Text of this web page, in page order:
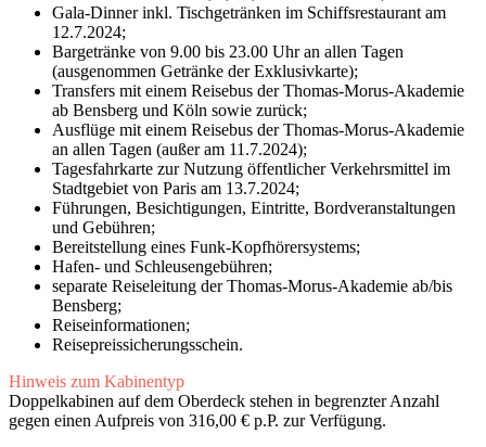
Gala-Dinner inkl. Tischgetränken im Schiffsrestaurant am
12.7.2024;
Bargetränke von 9.00 bis 23.00 Uhr an allen Tagen
(ausgenommen Getränke der Exklusivkarte);
Transfers mit einem Reisebus der Thomas-Morus-Akademie
ab Bensberg und Köln sowie zurück;
Ausflüge mit einem Reisebus der Thomas-Morus-Akademie
an allen Tagen (außer am 11.7.2024);
Tagesfahrkarte zur Nutzung öffentlicher Verkehrsmittel im
Stadtgebiet von Paris am 13.7.2024;
Führungen, Besichtigungen, Eintritte, Bordveranstaltungen
und Gebühren;
Bereitstellung eines Funk-Kopfhörersystems;
Hafen- und Schleusengebühren;
separate Reiseleitung der Thomas-Morus-Akademie ab/bis
Bensberg;
Reiseinformationen;
Reisepreissicherungsschein.
Hinweis zum Kabinentyp
Doppelkabinen auf dem Oberdeck stehen in begrenzter Anzahl
gegen einen Aufpreis von 316,00 € p.P. zur Verfügung.